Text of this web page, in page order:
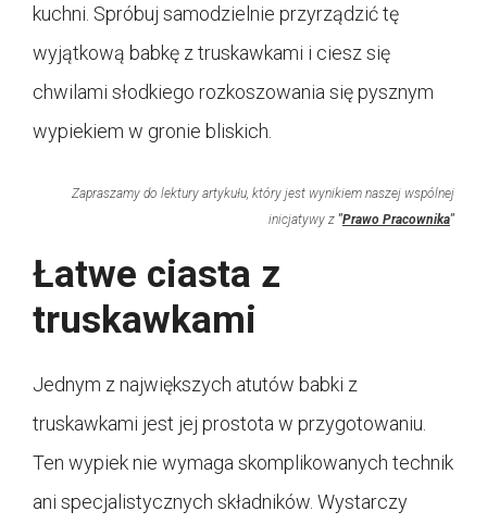
kuchni. Spróbuj samodzielnie przyrządzić tę
wyjątkową babkę z truskawkami i ciesz się
chwilami słodkiego rozkoszowania się pysznym
wypiekiem w gronie bliskich.
Zapraszamy do lektury artykułu, który jest wynikiem naszej wspólnej
inicjatywy z "Prawo Pracownika"
Łatwe ciasta z
truskawkami
Jednym z największych atutów babki z
truskawkami jest jej prostota w przygotowaniu.
Ten wypiek nie wymaga skomplikowanych technik
ani specjalistycznych składników. Wystarczy